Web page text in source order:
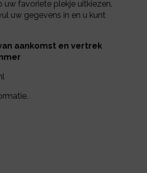
uw favoriete plekje uitkiezen.
uw gegevens in en u kunt
aankomst en vertrek